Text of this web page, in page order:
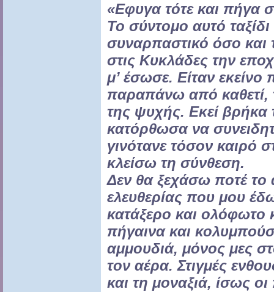
«Εφυγα τότε και πήγα
Το σύντομο αυτό ταξίδι
συναρπαστικό όσο και
στις Κυκλάδες την
μ’ έσωσε. Είταν εκείνο
παραπάνω από καθετί,
της ψυχής. Εκεί βρήκα
κατόρθωσα να
γινότανε τόσον καιρό
κλείσω τη σύνθεση.
Δεν θα ξεχάσω ποτέ το
ελευθερίας που μου
κατάξερο και ολόφωτο
πήγαινα και
αμμουδιά, μόνος μες
τον αέρα. Στιγμές
και τη μοναξιά, ίσως